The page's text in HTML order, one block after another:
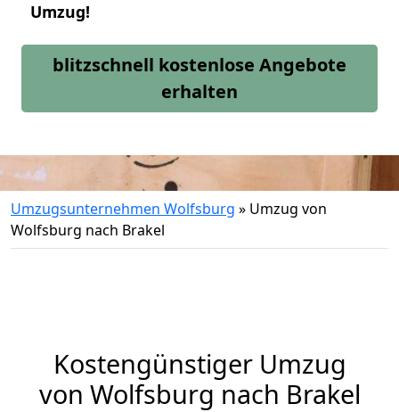
Umzug!
blitzschnell kostenlose Angebote
erhalten
Umzugsunternehmen Wolfsburg » Umzug von
Wolfsburg nach Brakel
Kostengünstiger Umzug
von Wolfsburg nach Brakel